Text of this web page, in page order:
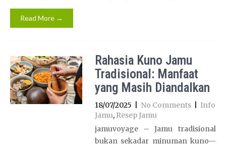
Read More →
Rahasia Kuno Jamu
Tradisional: Manfaat
yang Masih Diandalkan
18/07/2025 No Comments
Info
Jamu, Resep Jamu
jamuvoyage – Jamu tradisional
bukan sekadar minuman kuno—